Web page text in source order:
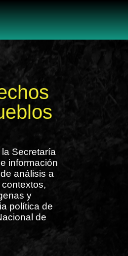
Secretaría
información
análisis a
y
política de
de